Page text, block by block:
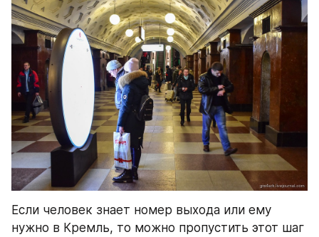
Если человек знает номер выхода или ему
нужно в Кремль, то можно пропустить этот шаг